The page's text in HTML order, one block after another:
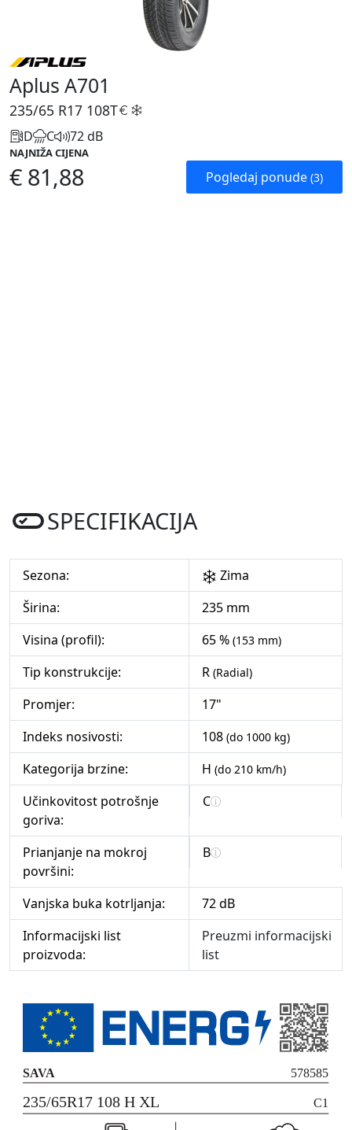
Aplus A701
235/65 R17 108T
D C 72 dB
NAJNIŽA CIJENA
€ 81,88 Pogledaj ponude (3)
SPECIFIKACIJA
Sezona:
Zima
Širina:
235 mm
Visina (profil):
65 % (153 mm)
Tip konstrukcije: R (Radial)
Promjer:
17"
Indeks nosivosti:
108 (do 1000 kg)
Kategorija brzine: H (do 210 km/h)
Učinkovitost potrošnje
goriva:
C
Prianjanje na mokroj
površini:
B
Vanjska buka kotrljanja:
72 dB
Informacijski list
proizvoda:
Preuzmi informacijski
list